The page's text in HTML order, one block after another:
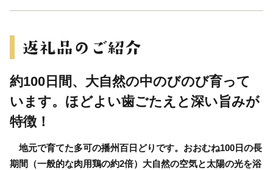
約100日間、大自然の中のびのび育って
います。ほどよい歯ごたえと深い旨みが
特徴！
地元で育てた多可の播州百日どりです。おおむね100日の長
期間（一般的な肉用鶏の約2倍）大自然の空気と太陽の光を浴